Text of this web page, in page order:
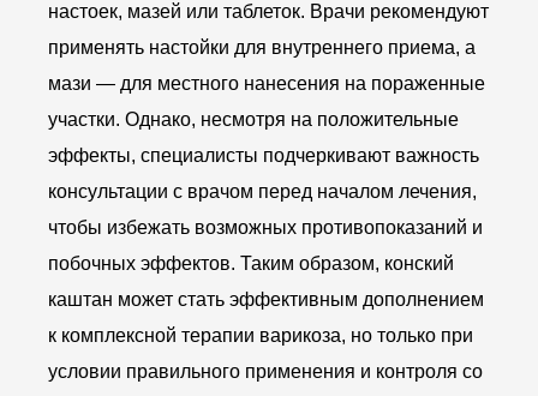
настоек, мазей или таблеток. Врачи рекомендуют
применять настойки для внутреннего приема, а
мази — для местного нанесения на пораженные
участки. Однако, несмотря на положительные
эффекты, специалисты подчеркивают важность
консультации с врачом перед началом лечения,
чтобы избежать возможных противопоказаний и
побочных эффектов. Таким образом, конский
каштан может стать эффективным дополнением
к комплексной терапии варикоза, но только при
условии правильного применения и контроля со